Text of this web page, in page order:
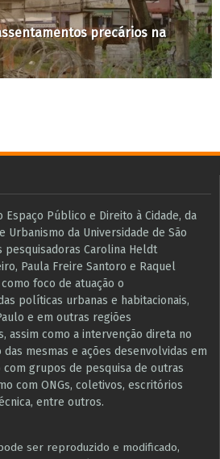
precários na
Espaço Público e Direito à Cidade, da
Urbanismo da Universidade de São
pesquisadoras Carolina Heldt
Paula Freire Santoro e Raquel
foco de atuação o
políticas urbanas e habitacionais,
e ​em outras regiões
assim como a intervenção direta no
mesmas e ações desenvolvidas em
grupos de pesquisa ​de outras
com ONGs, coletivos, escritórios
entre outros​.
ser reproduzido e modificado,